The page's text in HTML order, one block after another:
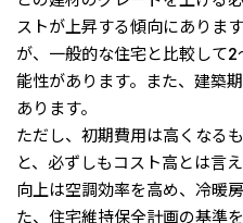
ストが上昇する傾向にありま
が、一般的な住宅と比較して
能性があります。また、建築
あります。
ただし、初期費用は高くなる
と、必ずしもコスト高とは言
向上は空調効率を高め、冷暖
た、住宅維持保全計画の基準